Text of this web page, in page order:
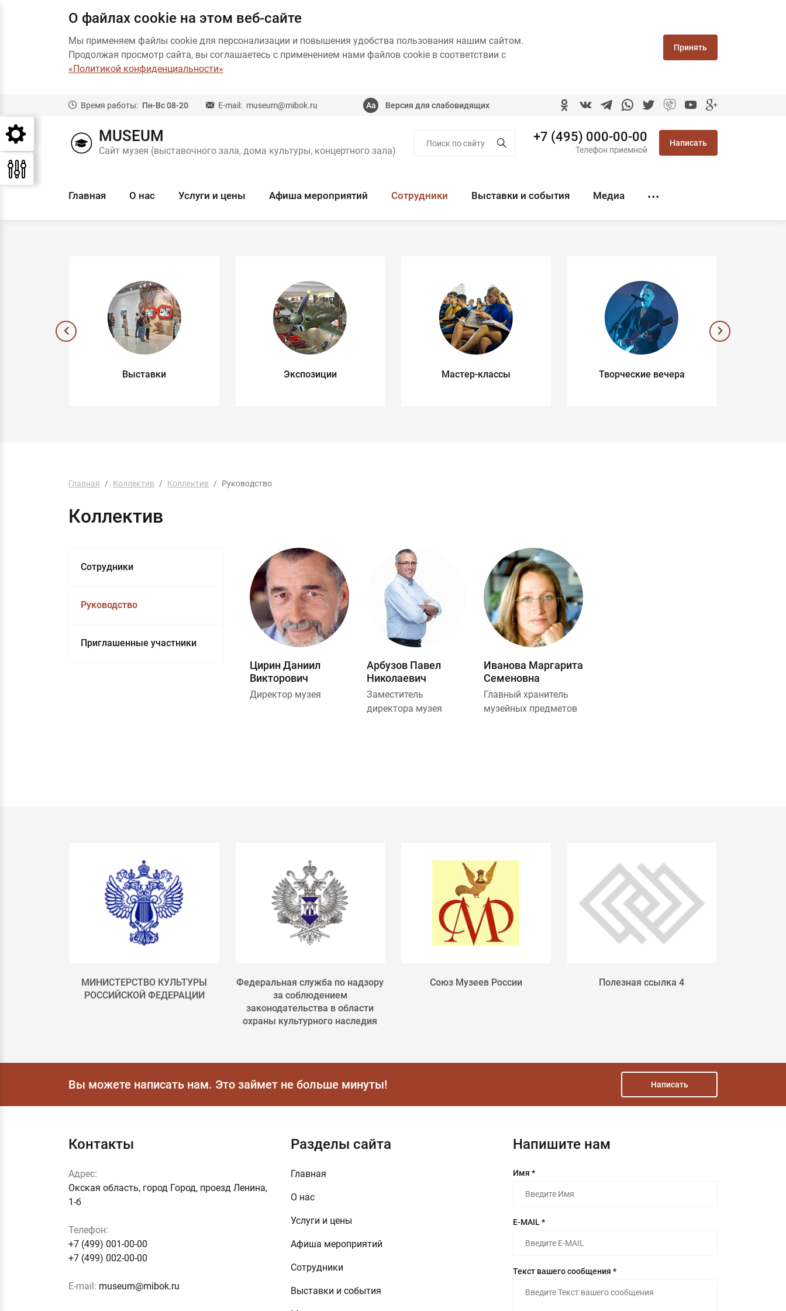
О файлах cookie на этом веб-сайте
Мы применяем файлы cookie для персонализации и повышения удобства пользования нашим сайтом.
Продолжая просмотр сайта, вы соглашаетесь с применением нами файлов cookie в соответствии с
«Политикой конфиденциальности»
Принять
Время работы: Пн-Вс 08-20 E-mail: museum@mibok.ru Версия для слабовидящих
MUSEUM
Сайт музея (выставочного зала, дома культуры, концертного зала)
+7 (495) 000-00-00
Телефон приемной
Написать
Главная О нас Услуги и цены Афиша мероприятий Сотрудники Выставки и события Медиа
Выставки Экспозиции Мастер-классы Творческие вечера
Главная Коллектив Коллектив Руководство
Коллектив
Сотрудники
Руководство
Приглашенные участники
Цирин Даниил
Викторович
Директор музея
Арбузов Павел
Николаевич
Заместитель
директора музея
Иванова Маргарита
Семеновна
Главный хранитель
музейных предметов
МИНИСТЕРСТВО КУЛЬТУРЫ
РОССИЙСКОЙ ФЕДЕРАЦИИ
Федеральная служба по надзору
за соблюдением
законодательства в области
охраны культурного наследия
Союз Музеев России Полезная ссылка 4
Вы можете написать нам. Это займет не больше минуты! Написать
Контакты
Адрес:
Окская область, город Город, проезд Ленина,
1-б
Телефон:
+7 (499) 001-00-00
+7 (499) 002-00-00
E-mail: museum@mibok.ru
Разделы сайта
Главная
О нас
Услуги и цены
Афиша мероприятий
Сотрудники
Выставки и события
Напишите нам
Имя *
E-MAIL *
Текст вашего сообщения *